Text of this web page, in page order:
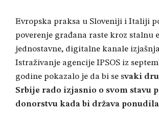
Evropska praksa u Sloveniji i Italiji
poverenje građana raste kroz stalnu
jednostavne, digitalne kanale
Istraživanje agencije IPSOS iz
godine pokazalo je da bi se svaki
Srbije rado izjasnio o svom stavu
donorstvu kada bi država